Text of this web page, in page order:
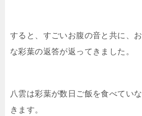
すると、すごいお腹の音と共に、
な彩葉の返答が返ってきました。
八雲は彩葉が数日ご飯を食べてい
きます。